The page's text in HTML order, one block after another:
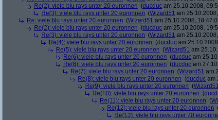
Re(2): viele blu rays unter 20 euronnen (ducduc am 25.10.2008,
Re(3): viele blu rays unter 20 euronnen (Wizard51 am
Re: viele blu rays unter 20 euronnen (Wizard51 am 25.10.2008,
Re(2): viele blu rays unter 20 euronnen (ducduc am 25.10.2008,
Re(3): viele blu rays unter 20 euronnen (Wizard51 am
Re(4): viele blu rays unter 20 euronnen (ducduc am
Re(5): viele blu rays unter 20 euronnen (Wizard51 am
Re(6): viele blu rays unter 20 euronnen (ducduc am
Re(6): viele blu rays unter 20 euronnen (ducduc am
Re(7): viele blu rays unter 20 euronnen (Wizard51 am
Re(8): viele blu rays unter 20 euronnen (ducduc am
Re(9): viele blu rays unter 20 euronnen (
Re(10): viele blu rays unter 20 euronnen (
Re(11): viele blu rays unter 20 euronnen (
Re(12): viele blu rays unter 20 euronnen
Re(13): viele blu rays unter 20